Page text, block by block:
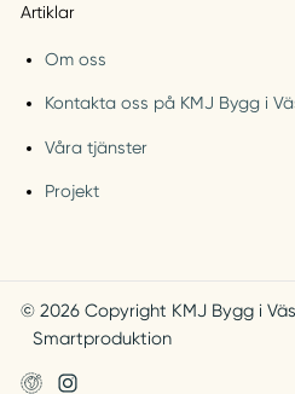
Artiklar
Om oss
Kontakta oss på KMJ Bygg i
Våra tjänster
Projekt
© 2026 Copyright KMJ Bygg i
Smartproduktion